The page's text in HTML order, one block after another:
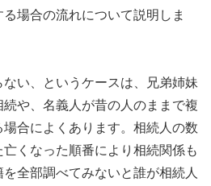
場合の流れについて説明しま
い、というケースは、兄弟姉妹
続や、名義人が昔の人のままで複
合によくあります。相続人の数
くなった順番により相続関係も
全部調べてみないと誰が相続人